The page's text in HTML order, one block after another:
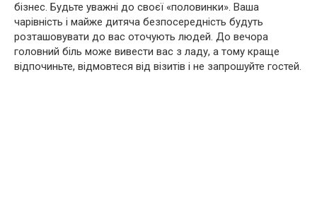
бізнес. Будьте уважні до своєї «половинки». Ваша
чарівність і майже дитяча безпосередність будуть
розташовувати до вас оточують людей. До вечора
головний біль може вивести вас з ладу, а тому краще
відпочиньте, відмовтеся від візитів і не запрошуйте гостей.